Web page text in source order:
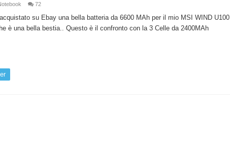
72
su Ebay una bella batteria da 6600 MAh per il mio MSI WIND U100
è una bella bestia.. Questo è il confronto con la 3 Celle da 2400MAh